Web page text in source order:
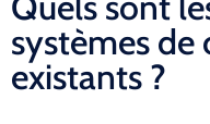
systèmes
existants ?